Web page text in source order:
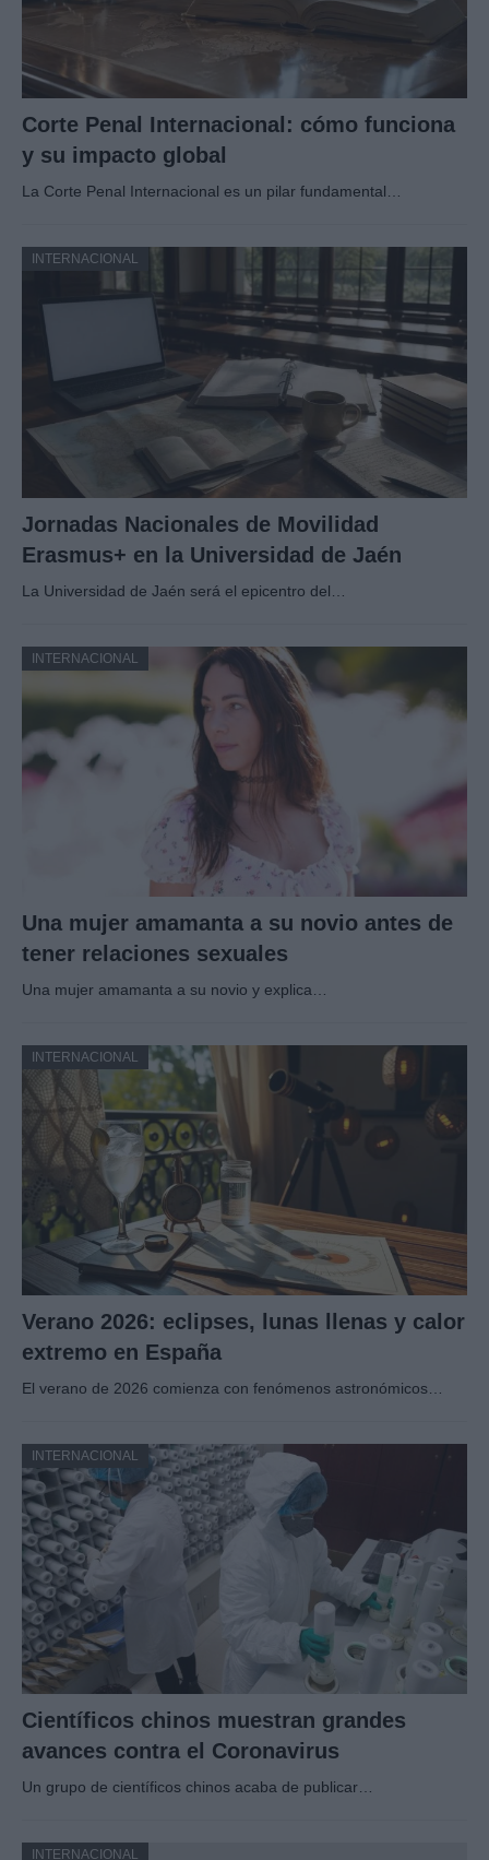
Corte Penal Internacional: cómo funciona
y su impacto global
La Corte Penal Internacional es un pilar fundamental…
INTERNACIONAL
Jornadas Nacionales de Movilidad
Erasmus+ en la Universidad de Jaén
La Universidad de Jaén será el epicentro del…
INTERNACIONAL
Una mujer amamanta a su novio antes de
tener relaciones sexuales
Una mujer amamanta a su novio y explica…
INTERNACIONAL
Verano 2026: eclipses, lunas llenas y calor
extremo en España
El verano de 2026 comienza con fenómenos astronómicos…
INTERNACIONAL
Científicos chinos muestran grandes
avances contra el Coronavirus
Un grupo de científicos chinos acaba de publicar…
INTERNACIONAL